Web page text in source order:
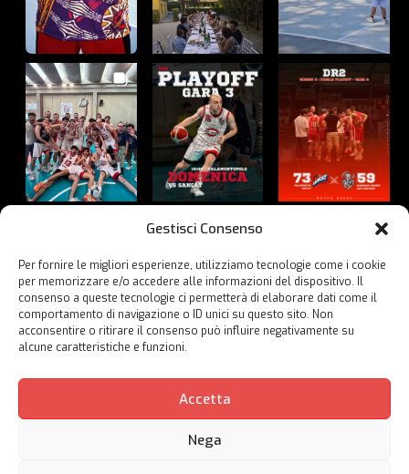
Gestisci Consenso
Per fornire le migliori esperienze, utilizziamo tecnologie come i cookie
per memorizzare e/o accedere alle informazioni del dispositivo. Il
consenso a queste tecnologie ci permetterà di elaborare dati come il
comportamento di navigazione o ID unici su questo sito. Non
acconsentire o ritirare il consenso può influire negativamente su
alcune caratteristiche e funzioni.
Accetta
Nega